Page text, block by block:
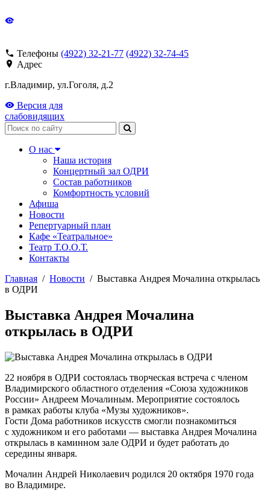
Телефоны (4922) 32-21-77 (4922) 32-74-45
Адрес
г.Владимир, ул.Гоголя, д.2
Версия для
слабовидящих
Поиск
О нас
Наша история
Концертный зал ОДРИ
Состав работников
Комфортность условий
Афиша
Новости
Репертуарный план
Кафе «Театральное»
Театр Т.О.О.Т.
Контакты
Главная / Новости / Выставка Андрея Мочалина открылась
в ОДРИ
Выставка Андрея Мочалина
открылась в ОДРИ
22 ноября в ОДРИ состоялась творческая встреча с членом
Владимирского областного отделения «Союза художников
России» Андреем Мочалиным. Мероприятие состоялось
в рамках работы клуба «Музы художников».
Гости Дома работников искусств смогли познакомиться
с художником и его работами — выставка Андрея Мочалина
открылась в каминном зале ОДРИ и будет работать до
середины января.
Мочалин Андрей Николаевич родился 20 октября 1970 года
во Владимире.